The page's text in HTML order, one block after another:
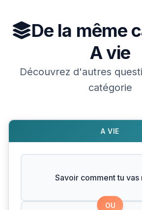
De la même
A vie
Découvrez d'autres
catégorie
A VIE
Savoir comment tu vas
OU